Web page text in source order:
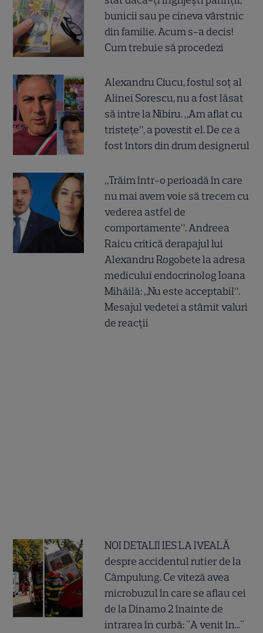
bunicii sau pe cineva vârstnic
din familie. Acum s-a decis!
Cum trebuie să procedezi
Alexandru Ciucu, fostul soț al
Alinei Sorescu, nu a fost lăsat
să intre la Nibiru. „Am aflat cu
tristețe”, a povestit el. De ce a
fost întors din drum designerul
„Trăim într-o perioadă în care
nu mai avem voie să trecem cu
vederea astfel de
comportamente”. Andreea
Raicu critică derapajul lui
Alexandru Rogobete la adresa
medicului endocrinolog Ioana
Mihăilă: „Nu este acceptabil”.
Mesajul vedetei a stârnit valuri
de reacții
NOI DETALII IES LA IVEALĂ
despre accidentul rutier de la
Câmpulung. Ce viteză avea
microbuzul în care se aflau cei
de la Dinamo 2 înainte de
intrarea în curbă: "A venit în..."